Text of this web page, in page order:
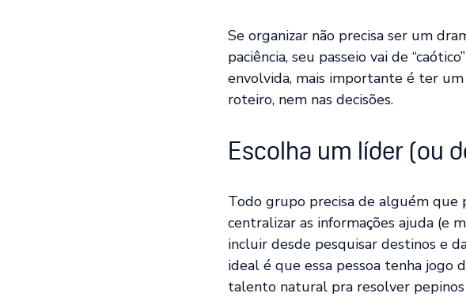
Se organizar não precisa ser um
paciência, seu passeio vai de
envolvida, mais importante é ter
roteiro, nem nas decisões.
Escolha um líder (ou
Todo grupo precisa de alguém que
centralizar as informações ajuda (e
incluir desde pesquisar destinos e
ideal é que essa pessoa tenha jogo
talento natural pra resolver pepinos